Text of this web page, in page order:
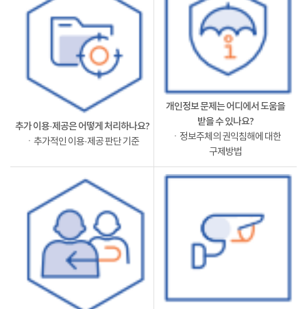
추가 이용·제공은 어떻게 처리하나요?
ㆍ추가적인 이용·제공 판단 기준
개인정보 문제는 어디에서 도움을
받을 수 있나요?
ㆍ정보주체의 권익침해에 대한
구제방법